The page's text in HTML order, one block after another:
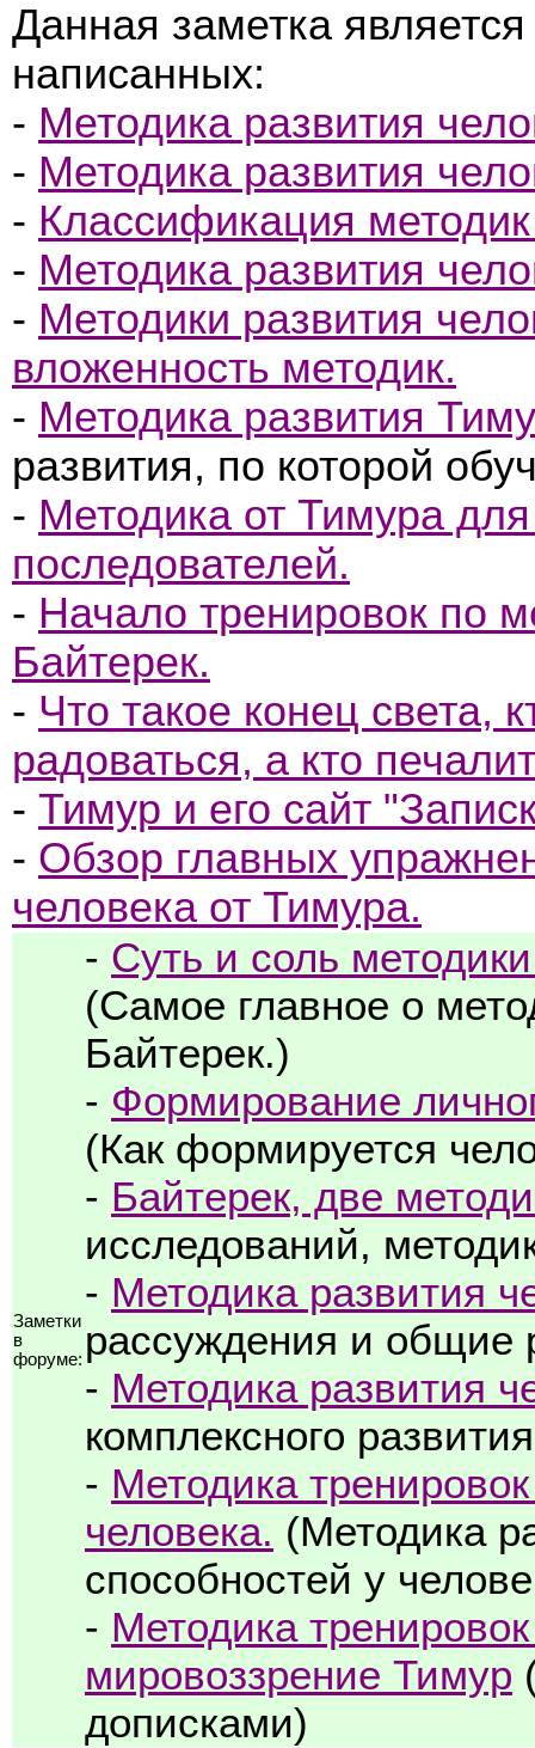
Данная заметка
написанных:
- Методика развития
- Методика развития
- Классификация
- Методика развития
- Методики развития
вложенность методик.
- Методика развития
развития, по которой
- Методика от Тимура
последователей.
- Начало тренировок по
Байтерек.
- Что такое конец света,
радоваться, а кто
- Тимур и его сайт
- Обзор главных
человека от Тимура.
Заметки
в
форуме:
- Суть и соль
(Самое главное о
Байтерек.)
- Формирование
(Как формируется
- Байтерек, две
исследований,
- Методика развития
рассуждения и общие
- Методика развития
комплексного
- Методика
человека. (Методика
способностей у
- Методика
мировоззрение Тимур
дописками)